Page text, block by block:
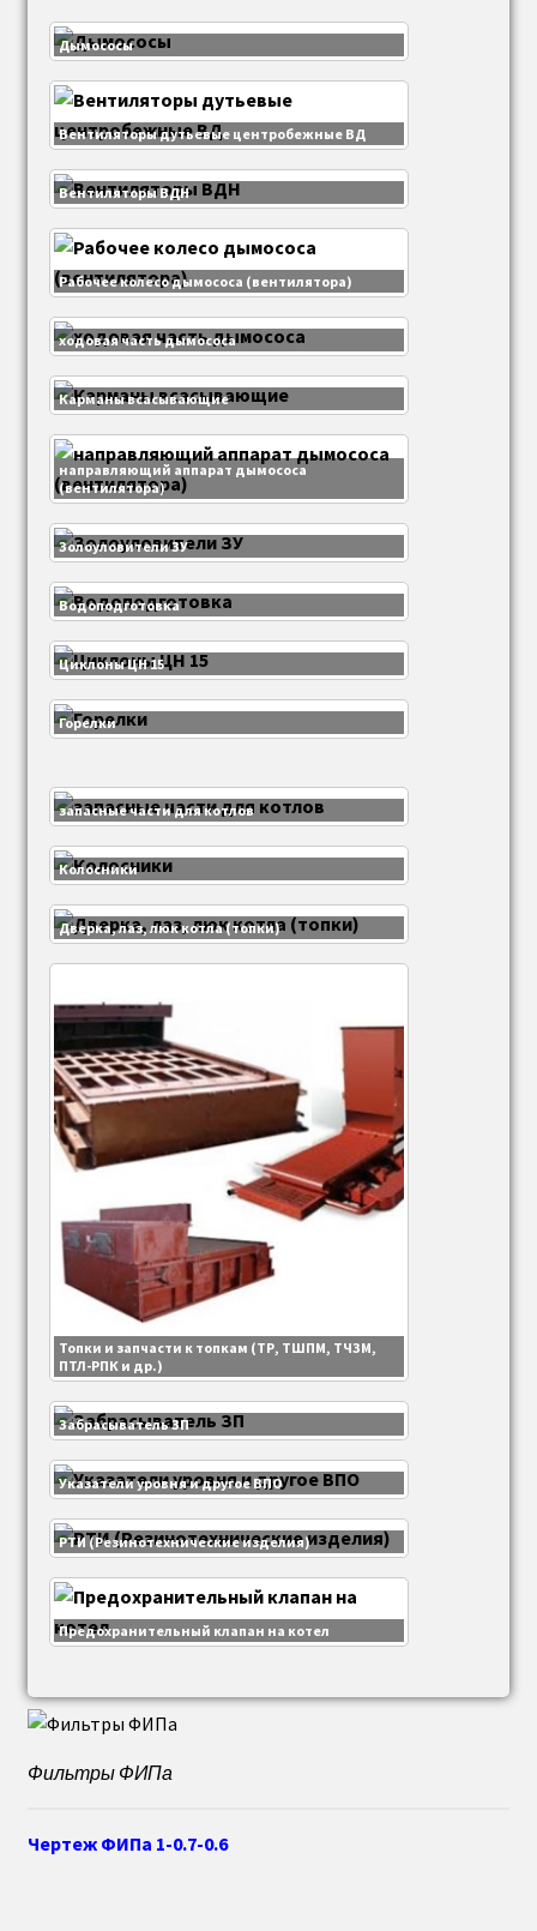
Дымососы
Вентиляторы дутьевые центробежные ВД
Вентиляторы ВДН
Рабочее колесо дымососа (вентилятора)
ходовая часть дымососа
Карманы всасывающие
направляющий аппарат дымососа
(вентилятора)
Золоуловители ЗУ
Водоподготовка
Циклоны ЦН 15
Горелки
запасные части для котлов
Колосники
Дверка, лаз, люк котла (топки)
Топки и запчасти к топкам (ТР, ТШПМ, ТЧЗМ,
ПТЛ-РПК и др.)
Забрасыватель ЗП
Указатели уровня и другое ВПО
РТИ (Резинотехнические изделия)
Предохранительный клапан на котел
Фильтры ФИПа
Чертеж ФИПа 1-0.7-0.6